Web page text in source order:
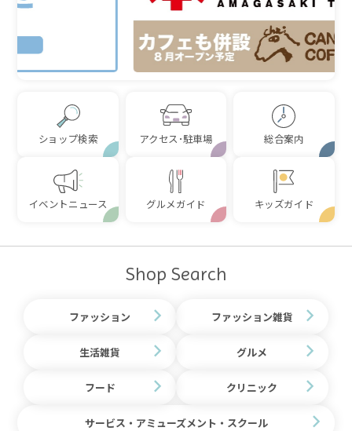
ショップ検索 アクセス･駐車場 総合案内
イベントニュース グルメガイド キッズガイド
Shop Search
ファッション ファッション雑貨
生活雑貨 グルメ
フード クリニック
サービス・アミューズメント・スクール